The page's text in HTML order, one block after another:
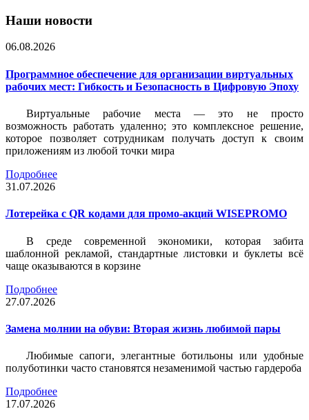
Наши новости
06.08.2026
Программное обеспечение для организации виртуальных
рабочих мест: Гибкость и Безопасность в Цифровую Эпоху
Виртуальные рабочие места — это не просто
возможность работать удаленно; это комплексное решение,
которое позволяет сотрудникам получать доступ к своим
приложениям из любой точки мира
Подробнее
31.07.2026
Лотерейка c QR кодами для промо-акций WISEPROMO
В среде современной экономики, которая забита
шаблонной рекламой, стандартные листовки и буклеты всё
чаще оказываются в корзине
Подробнее
27.07.2026
Замена молнии на обуви: Вторая жизнь любимой пары
Любимые сапоги, элегантные ботильоны или удобные
полуботинки часто становятся незаменимой частью гардероба
Подробнее
17.07.2026